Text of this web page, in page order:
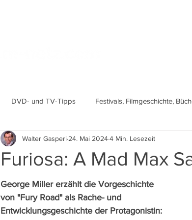
DVD- und TV-Tipps Festivals, Filmgeschichte,
Furiosa: A Mad Max
Walter Gasperi 24. Mai 20244 Min. Lesezeit
George Miller erzählt die Vorgeschichte
von "Fury Road" als Rache- und
Entwicklungsgeschichte der Protagonistin: